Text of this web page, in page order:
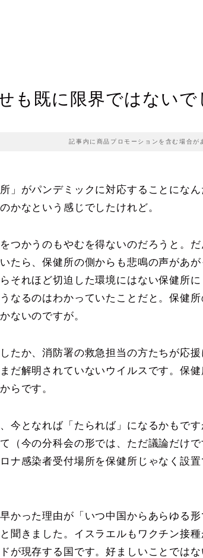
も既に限界ではないで
記事内に商品プロモーションを含む場合が
」がパンデミックに対応することにな
かなという感じでしたけれど。
つかうのもやむを得ないのだろうと。
たら、保健所の側からも悲鳴の声があ
それほど切迫した環境にはない保健所
なるのはわかっていたことだと。保健
ないのですが。
たか、消防署の救急担当の方たちが応
だ解明されていないウイルスです。保
らです。
今となれば「たられば」になるかもで
（今の分科会の形では、ただ議論だけ
ナ感染者受付場所を保健所じゃなく設
かった理由が「いつ中国からあらゆる
聞きました。イスラエルもワクチン接
が現存する国です。好ましいことでは